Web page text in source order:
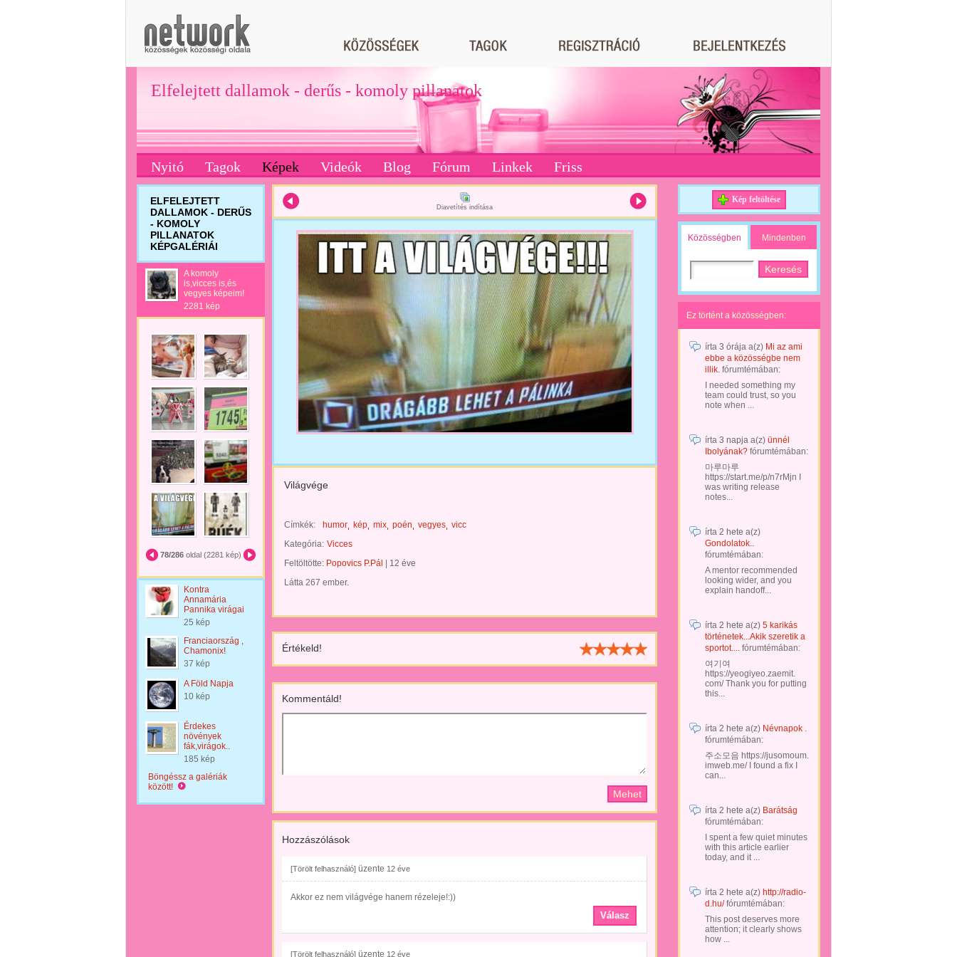
Elfelejtett dallamok - derűs - komoly pillanatok
Nyitó Tagok Képek Videók Blog Fórum Linkek Friss
ELFELEJTETT
DALLAMOK - DERŰS
- KOMOLY
PILLANATOK
KÉPGALÉRIÁI
A komoly
is,vicces is,és
vegyes képeim!
2281 kép
78/286 oldal (2281 kép)
Kontra
Annamária
Pannika virágai
25 kép
Franciaország ,
Chamonix!
37 kép
A Föld Napja
10 kép
Érdekes
növények
fák,virágok..
185 kép
Böngéssz a galériák
között!
Diavetítés indítása
Világvége
Címkék: humor kép mix poén vegyes vicc
Kategória: Vicces
Feltöltötte: Popovics P.Pál
12 éve
Látta 267 ember.
Értékeld!
Kommentáld!
Hozzászólások
[Törölt felhasználó] üzente 12 éve
Akkor ez nem világvége hanem rézeleje!:))
Válasz
[Törölt felhasználó] üzente 12 éve
Kép feltöltése
Közösségben Mindenben
Ez történt a közösségben:
írta 3 órája a(z) Mi az ami
ebbe a közösségbe nem
illik. fórumtémában:
I needed something my
team could trust, so you
note when ...
írta 3 napja a(z) ünnél
Ibolyának? fórumtémában:
마루마루
https://start.me/p/n7rMjn I
was writing release
notes...
írta 2 hete a(z)
Gondolatok..
fórumtémában:
A mentor recommended
looking wider, and you
explain handoff...
írta 2 hete a(z) 5 karikás
történetek...Akik szeretik a
sportot.... fórumtémában:
여기여
https://yeogiyeo.zaemit.
com/ Thank you for putting
this...
írta 2 hete a(z) Névnapok .
fórumtémában:
주소모음 https://jusomoum.
imweb.me/ I found a fix I
can...
írta 2 hete a(z) Barátság
fórumtémában:
I spent a few quiet minutes
with this article earlier
today, and it ...
írta 2 hete a(z) http://radio-
d.hu/fórumtémában:
This post deserves more
attention; it clearly shows
how ...